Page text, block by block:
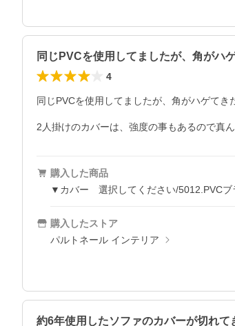
同じPVCを使用してましたが、角がハ
4
同じPVCを使用してましたが、角がハゲて
購入した商品
▼カバー 選択してください/5012.PVCブ
購入したストア
パルトネール インテリア
約6年使用したソファのカバーが切れ